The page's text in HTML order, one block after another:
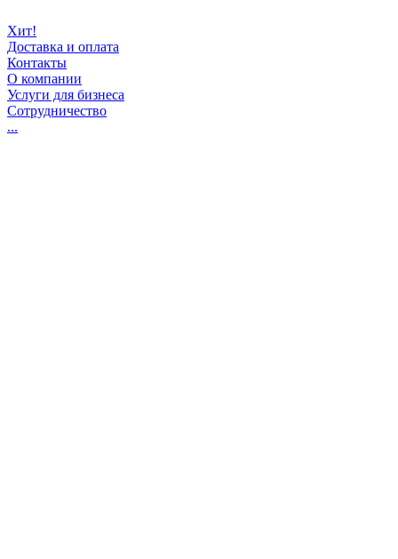
Хит!
Доставка и оплата
Контакты
О компании
Услуги для бизнеса
Сотрудничество
...